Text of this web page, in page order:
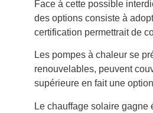
Face à cette possible
des options consiste à
certification permettrait de
Les pompes à chaleur se
renouvelables, peuvent
supérieure en fait une
Le chauffage solaire gagne